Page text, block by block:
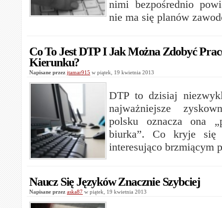
nimi bezpośrednio
nie ma się planów
Co To Jest DTP I Jak Można Zdobyć
Kierunku?
Napisane przez jtamar915 w piątek, 19 kwietnia 2013
DTP to dzisiaj
najważniejsze
polsku oznacza ona
biurka”. Co kryje
interesująco brzmiącym
Naucz Się Języków Znacznie Szybciej
Napisane przez aska87 w piątek, 19 kwietnia 2013